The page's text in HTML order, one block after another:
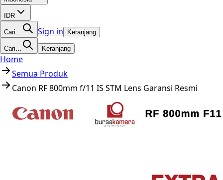
IDR
Cari… Sign in Keranjang
Cari… Keranjang
Home
Semua Produk
Canon RF 800mm f/11 IS STM Lens Garansi Resmi